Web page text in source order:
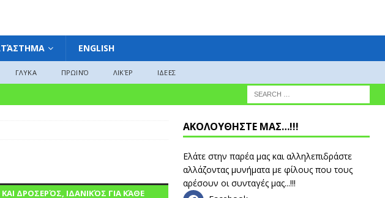
ENGLISH
ΓΛΥΚΑ ΠΡΩΙΝΌ ΛΙΚΈΡ ΙΔΕΕΣ
την Αμερική»
ΔΡΟΣΕΡΌΣ, ΙΔΑΝΙΚΌΣ ΓΙΑ ΚΆΘΕ
ΑΚΟΛΟΥΘΗΣΤΕ ΜΑΣ…!!!
Ελάτε στην παρέα μας και αλληλεπιδράστε
αλλάζοντας μυνήματα με φίλους που τους
αρέσουν οι συνταγές μας...!!!